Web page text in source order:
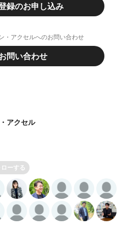
録のお申し込み
・アクセルへのお問い合わせ
問い合わせ
アクセル
ローする